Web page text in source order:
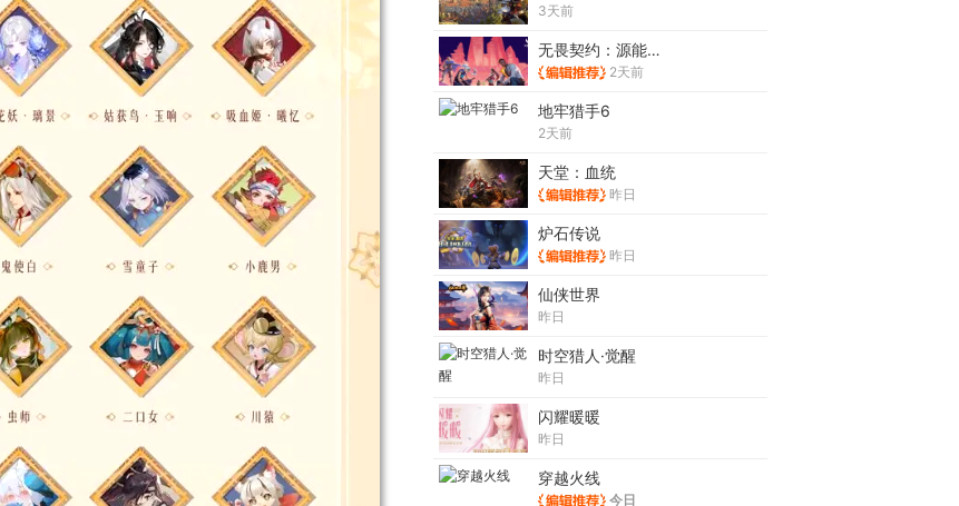
3天前
无畏契约：源能行动
2天前
地牢猎手6
2天前
天堂：血统
昨日
炉石传说
昨日
仙侠世界
昨日
时空猎人·觉醒
昨日
闪耀暖暖
昨日
穿越火线
今日